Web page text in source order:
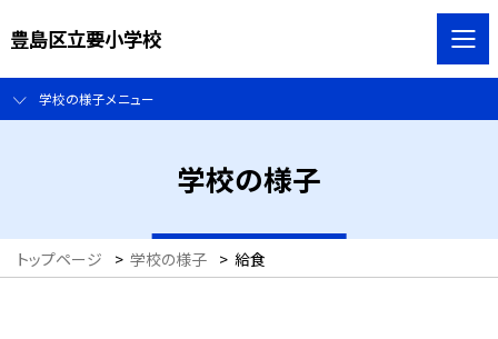
豊島区立要小学校
学校の様子メニュー
学校の様子
トップページ > 学校の様子 > 給食